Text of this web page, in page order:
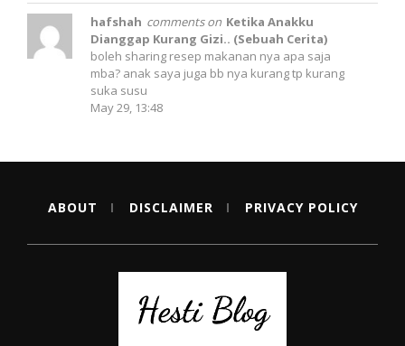
hafshah comments on Ketika Anakku
Dianggap Kurang Gizi.. (Sebuah Cerita)
boleh sharing resep makanan nya apa saja
mba? anak saya juga bb nya kurang tp kurang
suka susu
May 29, 13:48
ABOUT DISCLAIMER PRIVACY POLICY